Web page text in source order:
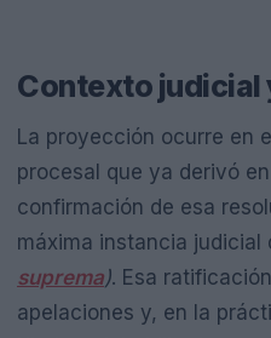
Contexto judicial
La proyección ocurre en
procesal que ya derivó
confirmación de esa
máxima instancia judicial
suprema). Esa
apelaciones y, en la